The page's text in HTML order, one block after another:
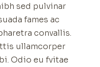
sed pulvinar
fames ac
convallis.
ullamcorper
Odio eu fvitae